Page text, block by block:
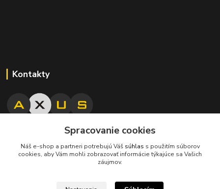
Kontakty
045/671 63 50
axuspneu@gmail.com
Spracovanie cookies
Náš e-shop a partneri potrebujú Váš súhlas s použitím súborov
cookies, aby Vám mohli zobrazovať informácie týkajúce sa Vašich
záujmov.